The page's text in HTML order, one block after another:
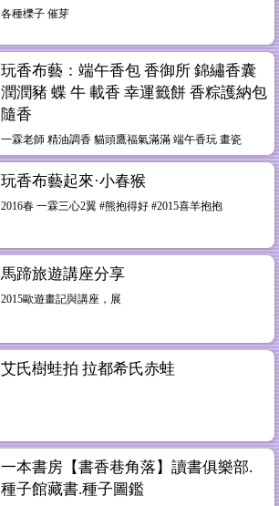
各種櫟子 催芽
玩香布藝：端午香包 香御所 錦繡香囊
潤潤豬 蝶 牛 載香 幸運籤餅 香粽護納包
隨香
一霖老師 精油調香 貓頭鷹福氣滿滿 端午香玩 畫瓷
玩香布藝起來·小春猴
2016春 一霖三心2翼 #熊抱得好 #2015喜羊抱抱
馬蹄旅遊講座分享
2015歐遊畫記與講座，展
艾氏樹蛙拍 拉都希氏赤蛙
一本書房【書香巷角落】讀書俱樂部.
種子館藏書.種子圖鑑